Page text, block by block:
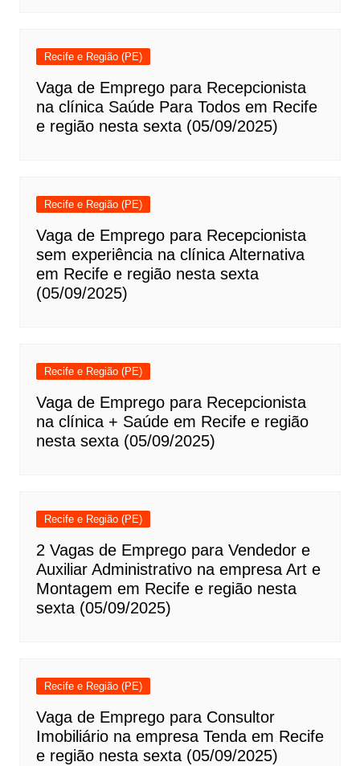
Recife e Região (PE)
Vaga de Emprego para Recepcionista
na clínica Saúde Para Todos em Recife
e região nesta sexta (05/09/2025)
Recife e Região (PE)
Vaga de Emprego para Recepcionista
sem experiência na clínica Alternativa
em Recife e região nesta sexta
(05/09/2025)
Recife e Região (PE)
Vaga de Emprego para Recepcionista
na clínica + Saúde em Recife e região
nesta sexta (05/09/2025)
Recife e Região (PE)
2 Vagas de Emprego para Vendedor e
Auxiliar Administrativo na empresa Art e
Montagem em Recife e região nesta
sexta (05/09/2025)
Recife e Região (PE)
Vaga de Emprego para Consultor
Imobiliário na empresa Tenda em Recife
e região nesta sexta (05/09/2025)